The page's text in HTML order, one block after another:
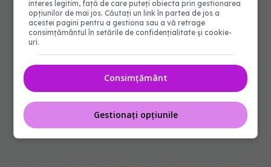
interes legitim, față de care puteți obiecta prin gestionarea
opțiunilor de mai jos. Căutați un link în partea de jos a
acestei pagini pentru a gestiona sau a vă retrage
consimțământul în setările de confidențialitate și cookie-
uri.
Consimțământ
Gestionați opțiunile